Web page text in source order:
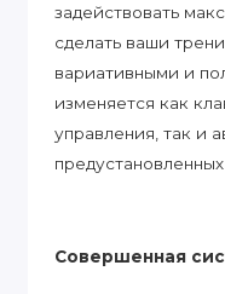
задействовать
сделать ваши
вариативными и
изменяется как
управления, так и
Совершенная